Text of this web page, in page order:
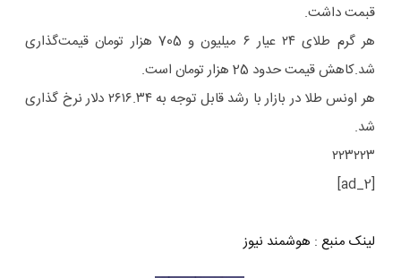
قبمت داشت.
هر گرم طلای ۲۴ عیار ۶ میلیون و 705 هزار تومان قیمت‌گذاری
شد.کاهش قیمت حدود 25 هزار تومان است.
هر اونس طلا در بازار با رشد قابل توجه به ۲۶۱۶.۳۴ دلار نرخ گذاری
شد.
۲۲۳۲۲۳
[ad_2]
لینک منبع : هوشمند نیوز